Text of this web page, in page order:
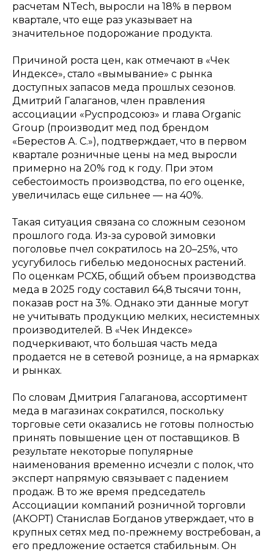
расчетам NTech, выросли на 18% в первом
квартале, что еще раз указывает на
значительное подорожание продукта.
Причиной роста цен, как отмечают в «Чек
Индексе», стало «вымывание» с рынка
доступных запасов меда прошлых сезонов.
Дмитрий Галаганов, член правления
ассоциации «Руспродсоюз» и глава Organic
Group (производит мед под брендом
«Берестов А. С.»), подтверждает, что в первом
квартале розничные цены на мед выросли
примерно на 20% год к году. При этом
себестоимость производства, по его оценке,
увеличилась еще сильнее — на 40%.
Такая ситуация связана со сложным сезоном
прошлого года. Из-за суровой зимовки
поголовье пчел сократилось на 20–25%, что
усугубилось гибелью медоносных растений.
По оценкам РСХБ, общий объем производства
меда в 2025 году составил 64,8 тысячи тонн,
показав рост на 3%. Однако эти данные могут
не учитывать продукцию мелких, несистемных
производителей. В «Чек Индексе»
подчеркивают, что большая часть меда
продается не в сетевой рознице, а на ярмарках
и рынках.
По словам Дмитрия Галаганова, ассортимент
меда в магазинах сократился, поскольку
торговые сети оказались не готовы полностью
принять повышение цен от поставщиков. В
результате некоторые популярные
наименования временно исчезли с полок, что
эксперт напрямую связывает с падением
продаж. В то же время председатель
Ассоциации компаний розничной торговли
(АКОРТ) Станислав Богданов утверждает, что в
крупных сетях мед по-прежнему востребован, а
его предложение остается стабильным. Он